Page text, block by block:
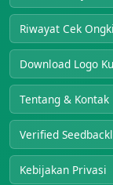
Riwayat Cek
Download Logo
Tentang & Kontak
Verified
Kebijakan Privasi